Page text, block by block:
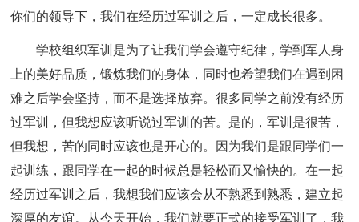
你们的领导下，我们在经历过军训之后，一定成长很多。
学校组织军训是为了让我们学会遵守纪律，学到军人身
上的美好品质，锻炼我们的身体，同时也希望我们在遇到困
难之后学会坚持，而不是选择放弃。很多同学之前没有经历
过军训，但我想应该听说过军训的苦。是的，军训是很苦，
但我想，苦的同时应该也是开心的。因为我们是跟同学们一
起训练，跟同学在一起的时候总是轻松而又愉快的。在一起
经历过军训之后，我想我们应该会从不熟悉到熟悉，建立起
深厚的友谊。从今天开始，我们就要正式的接受军训了，我